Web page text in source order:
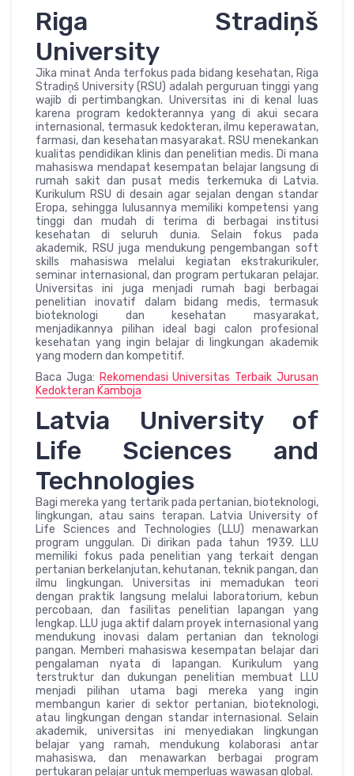
Riga Stradiņš
University
Jika minat Anda terfokus pada bidang kesehatan, Riga
Stradiņš University (RSU) adalah perguruan tinggi yang
wajib di pertimbangkan. Universitas ini di kenal luas
karena program kedokterannya yang di akui secara
internasional, termasuk kedokteran, ilmu keperawatan,
farmasi, dan kesehatan masyarakat. RSU menekankan
kualitas pendidikan klinis dan penelitian medis. Di mana
mahasiswa mendapat kesempatan belajar langsung di
rumah sakit dan pusat medis terkemuka di Latvia.
Kurikulum RSU di desain agar sejalan dengan standar
Eropa, sehingga lulusannya memiliki kompetensi yang
tinggi dan mudah di terima di berbagai institusi
kesehatan di seluruh dunia. Selain fokus pada
akademik, RSU juga mendukung pengembangan soft
skills mahasiswa melalui kegiatan ekstrakurikuler,
seminar internasional, dan program pertukaran pelajar.
Universitas ini juga menjadi rumah bagi berbagai
penelitian inovatif dalam bidang medis, termasuk
bioteknologi dan kesehatan masyarakat,
menjadikannya pilihan ideal bagi calon profesional
kesehatan yang ingin belajar di lingkungan akademik
yang modern dan kompetitif.
Baca Juga: Rekomendasi Universitas Terbaik Jurusan
Kedokteran Kamboja
Latvia University of
Life Sciences and
Technologies
Bagi mereka yang tertarik pada pertanian, bioteknologi,
lingkungan, atau sains terapan. Latvia University of
Life Sciences and Technologies (LLU) menawarkan
program unggulan. Di dirikan pada tahun 1939. LLU
memiliki fokus pada penelitian yang terkait dengan
pertanian berkelanjutan, kehutanan, teknik pangan, dan
ilmu lingkungan. Universitas ini memadukan teori
dengan praktik langsung melalui laboratorium, kebun
percobaan, dan fasilitas penelitian lapangan yang
lengkap. LLU juga aktif dalam proyek internasional yang
mendukung inovasi dalam pertanian dan teknologi
pangan. Memberi mahasiswa kesempatan belajar dari
pengalaman nyata di lapangan. Kurikulum yang
terstruktur dan dukungan penelitian membuat LLU
menjadi pilihan utama bagi mereka yang ingin
membangun karier di sektor pertanian, bioteknologi,
atau lingkungan dengan standar internasional. Selain
akademik, universitas ini menyediakan lingkungan
belajar yang ramah, mendukung kolaborasi antar
mahasiswa, dan menawarkan berbagai program
pertukaran pelajar untuk memperluas wawasan global.